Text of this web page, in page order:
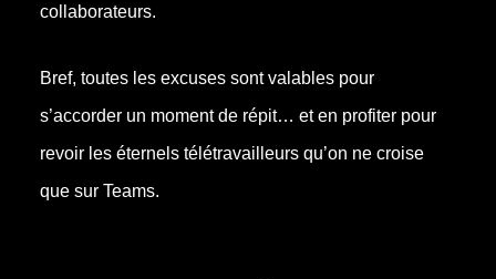
collaborateurs.
Bref, toutes les excuses sont valables pour
s’accorder un moment de répit… et en profiter pour
revoir les éternels télétravailleurs qu’on ne croise
que sur Teams.